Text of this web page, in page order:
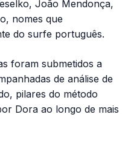
João Mendonça,
nomes que
do surfe português.
foram submetidos a
de análise de
pilares do método
Dora ao longo de mais